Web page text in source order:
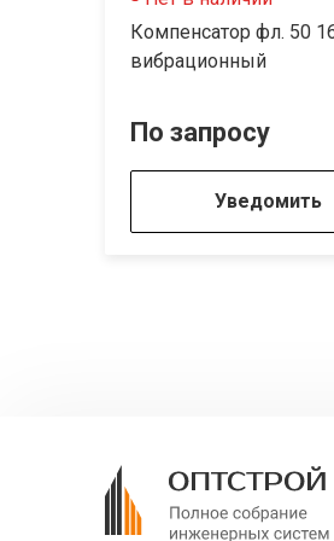
Компенсатор фл. 50
вибрационный
По запросу
Уведомить